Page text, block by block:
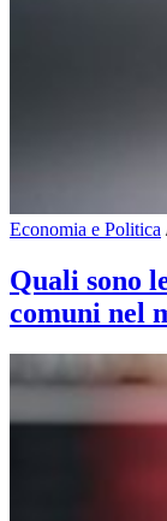
Economia e Politica
Quali sono
comuni nel